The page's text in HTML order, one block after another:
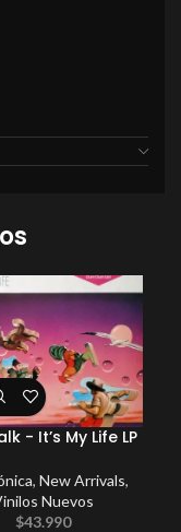
‎- It’s My Life LP
, New Arrivals,
Nuevos
$43.990